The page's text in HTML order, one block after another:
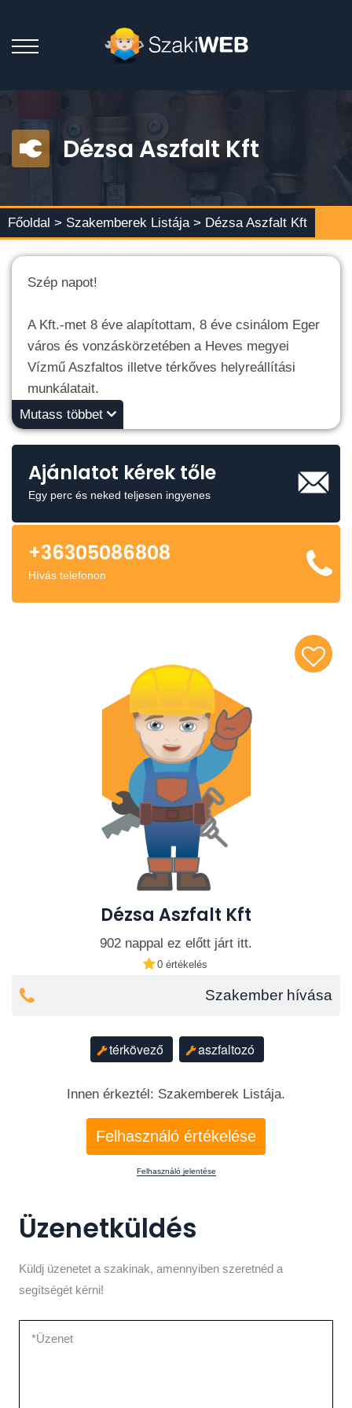
Dézsa Aszfalt Kft
Főoldal > Szakemberek Listája > Dézsa Aszfalt Kft
Szép napot!
A Kft.-met 8 éve alapítottam, 8 éve csinálom Eger
város és vonzáskörzetében a Heves megyei
Vízmű Aszfaltos illetve térkőves helyreállítási
munkálatait.
Mutass többet
Ajánlatot kérek tőle
Egy perc és neked teljesen ingyenes
+36305086808
Hívás telefonon
Dézsa Aszfalt Kft
902 nappal ez előtt járt itt.
0 értékelés
Szakember hívása
térkövező aszfaltozó
Innen érkeztél: Szakemberek Listája.
Felhasználó értékelése
Felhasználó jelentése
Üzenetküldés
Küldj üzenetet a szakinak, amennyiben szeretnéd a
segítségét kérni!